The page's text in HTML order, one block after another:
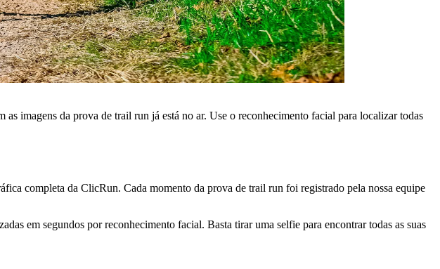
as imagens da prova de trail run já está no ar. Use o reconhecimento facial para localizar todas
completa da ClicRun. Cada momento da prova de trail run foi registrado pela nossa equipe
em segundos por reconhecimento facial. Basta tirar uma selfie para encontrar todas as suas